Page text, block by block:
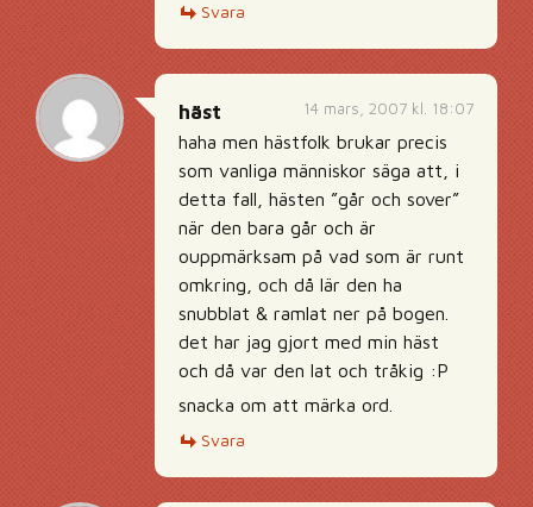
Svara
14 mars, 2007 kl. 18:07
häst
haha men hästfolk brukar precis
som vanliga människor säga att, i
detta fall, hästen ”går och sover”
när den bara går och är
ouppmärksam på vad som är runt
omkring, och då lär den ha
snubblat & ramlat ner på bogen.
det har jag gjort med min häst
och då var den lat och tråkig :P
snacka om att märka ord.
Svara